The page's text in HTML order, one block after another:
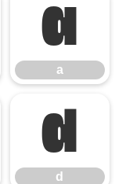
a
a
d
d